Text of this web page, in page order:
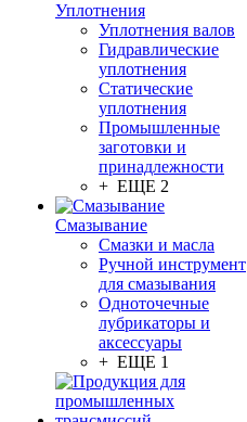
Уплотнения
Уплотнения валов
Гидравлические
уплотнения
Статические
уплотнения
Промышленные
заготовки и
принадлежности
+ ЕЩЕ 2
Смазывание
Смазки и масла
Ручной инструмент
для смазывания
Одноточечные
лубрикаторы и
аксессуары
+ ЕЩЕ 1